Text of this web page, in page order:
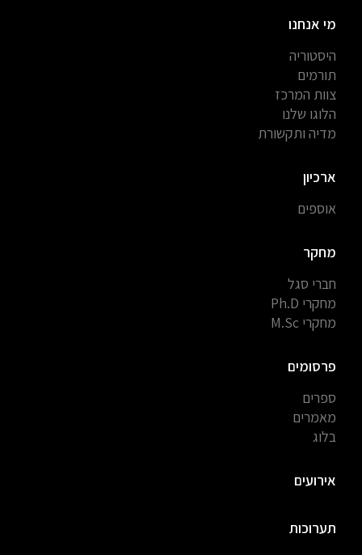
מי אנחנו
היסטוריה
תורמים
צוות המרכז
הלוגו שלנו
מדיה ותקשורת
ארכיון
אוספים
מחקר
חברי סגל
מחקרי Ph.D
מחקרי M.Sc
פרסומים
ספרים
מאמרים
בלוג
אירועים
תערוכות